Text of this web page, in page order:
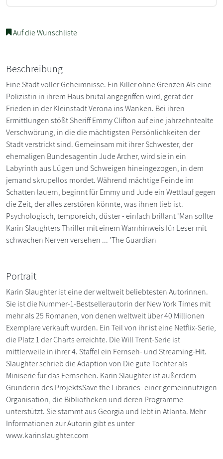
Auf die Wunschliste
Beschreibung
Eine Stadt voller Geheimnisse. Ein Killer ohne Grenzen Als eine
Polizistin in ihrem Haus brutal angegriffen wird, gerät der
Frieden in der Kleinstadt Verona ins Wanken. Bei ihren
Ermittlungen stößt Sheriff Emmy Clifton auf eine jahrzehntealte
Verschwörung, in die die mächtigsten Persönlichkeiten der
Stadt verstrickt sind. Gemeinsam mit ihrer Schwester, der
ehemaligen Bundesagentin Jude Archer, wird sie in ein
Labyrinth aus Lügen und Schweigen hineingezogen, in dem
jemand skrupellos mordet. Während mächtige Feinde im
Schatten lauern, beginnt für Emmy und Jude ein Wettlauf gegen
die Zeit, der alles zerstören könnte, was ihnen lieb ist.
Psychologisch, temporeich, düster - einfach brillant 'Man sollte
Karin Slaughters Thriller mit einem Warnhinweis für Leser mit
schwachen Nerven versehen ... 'The Guardian
Portrait
Karin Slaughter ist eine der weltweit beliebtesten Autorinnen.
Sie ist die Nummer-1-Bestsellerautorin der New York Times mit
mehr als 25 Romanen, von denen weltweit über 40 Millionen
Exemplare verkauft wurden. Ein Teil von ihr ist eine Netflix-Serie,
die Platz 1 der Charts erreichte. Die Will Trent-Serie ist
mittlerweile in ihrer 4. Staffel ein Fernseh- und Streaming-Hit.
Slaughter schrieb die Adaption von Die gute Tochter als
Miniserie für das Fernsehen. Karin Slaughter ist außerdem
Gründerin des ProjektsSave the Libraries- einer gemeinnützigen
Organisation, die Bibliotheken und deren Programme
unterstützt. Sie stammt aus Georgia und lebt in Atlanta. Mehr
Informationen zur Autorin gibt es unter
www.karinslaughter.com